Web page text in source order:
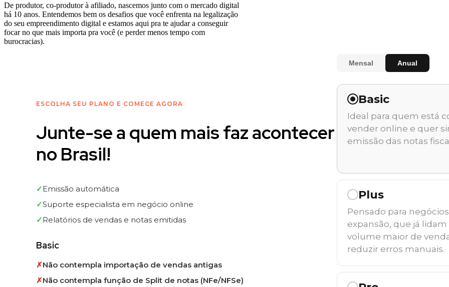
De produtor, co-produtor à afiliado, nascemos junto com o mercado digital
há 10 anos. Entendemos bem os desafios que você enfrenta na legalização
do seu empreendimento digital e estamos aqui pra te ajudar a conseguir
focar no que mais importa pra você (e perder menos tempo com
burocracias).
ESCOLHA SEU PLANO E COMECE AGORA
Junte-se a quem mais faz acontecer
no Brasil!
✓Emissão automática
✓Suporte especialista em negócio online
✓Relatórios de vendas e notas emitidas
Basic
✗Não contempla importação de vendas antigas
✗Não contempla função de Split de notas (NFe/NFSe)
Mensal Anual
Basic
Ideal para quem está
vender online e quer
emissão das notas
Plus
Pensado para
expansão, que já
volume maior de
reduzir erros manuais.